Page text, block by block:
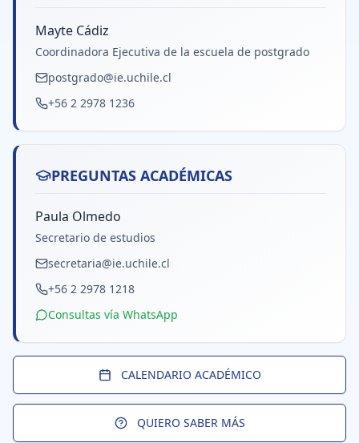
Mayte Cádiz
Coordinadora Ejecutiva de la escuela de postgrado
postgrado@ie.uchile.cl
+56 2 2978 1236
PREGUNTAS ACADÉMICAS
Paula Olmedo
Secretario de estudios
secretaria@ie.uchile.cl
+56 2 2978 1218
Consultas vía WhatsApp
CALENDARIO ACADÉMICO
QUIERO SABER MÁS